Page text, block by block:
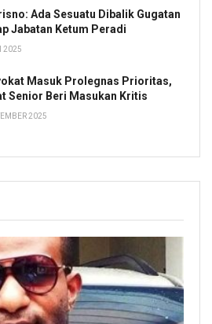
Ada Sesuatu Dibalik Gugatan
Jabatan Ketum Peradi
2025
Masuk Prolegnas Prioritas,
Senior Beri Masukan Kritis
2025